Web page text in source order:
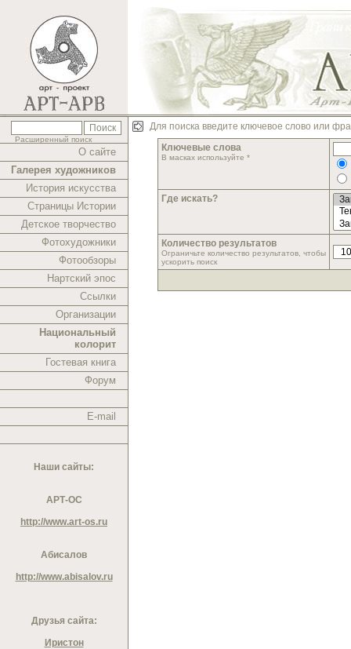
Расширенный поиск
О сайте
Галерея художников
История искусства
Страницы Истории
Детское творчество
Фотохудожники
Фотообзоры
Нартский эпос
Ссылки
Организации
Национальный
колорит
Гостевая книга
Форум
E-mail
Наши сайты:
АРТ-ОС
http://www.art-os.ru
Абисалов
http://www.abisalov.ru
Друзья сайта:
Иристон
Для поиска введите ключевое слово или
Ключевые слова
В масках используйте *
Где искать?
Количество результатов
Ограничьте количество результатов, чтобы
ускорить поиск